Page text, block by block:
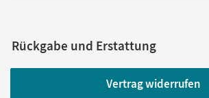
Rückgabe und Erstattung
Vertrag widerrufen